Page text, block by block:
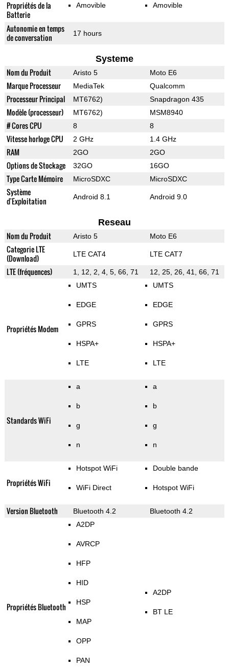
Propriétés de la
Batterie
Amovible Amovible
Autonomie en temps
de conversation
17 hours
Systeme
Nom du Produit Aristo 5 Moto E6
Marque Processeur MediaTek Qualcomm
Processeur Principal MT6762) Snapdragon 435
Modèle (processeur) MT6762) MSM8940
# Cores CPU 8 8
Vitesse horloge CPU 2 GHz 1.4 GHz
RAM 2GO 2GO
Options de Stockage 32GO 16GO
Type Carte Mémoire MicroSDXC MicroSDXC
Système
d'Exploitation
Android 8.1 Android 9.0
Reseau
Nom du Produit Aristo 5 Moto E6
Categorie LTE
(Download)
LTE CAT4 LTE CAT7
LTE (fréquences) 1, 12, 2, 4, 5, 66, 71 12, 25, 26, 41, 66, 71
Propriétés Modem
UMTS
EDGE
GPRS
HSPA+
LTE
UMTS
EDGE
GPRS
HSPA+
LTE
Standards WiFi
a
b
g
n
a
b
g
n
Propriétés WiFi
Hotspot WiFi
WiFi Direct
Double bande
Hotspot WiFi
Version Bluetooth Bluetooth 4.2 Bluetooth 4.2
Propriétés Bluetooth
A2DP
AVRCP
HFP
HID
HSP
MAP
OPP
PAN
A2DP
BT LE